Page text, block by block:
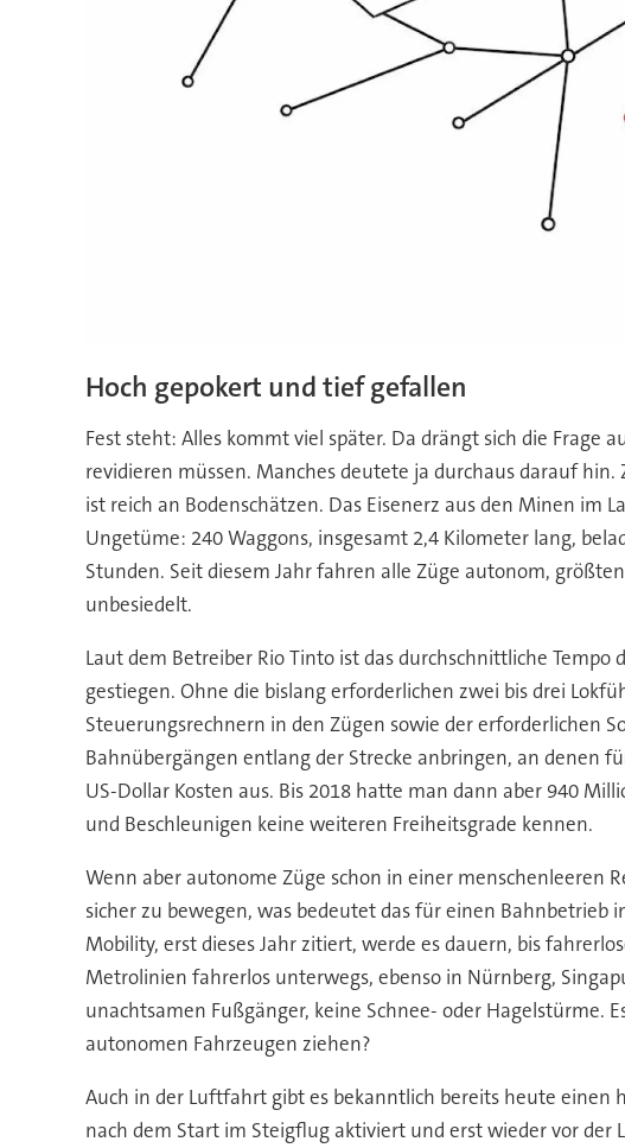
Hoch gepokert und tief gefallen
Fest steht: Alles kommt viel später. Da drängt sich die
revidieren müssen. Manches deutete ja durchaus darauf
ist reich an Bodenschätzen. Das Eisenerz aus den Minen im
Ungetüme: 240 Waggons, insgesamt 2,4 Kilometer lang,
Stunden. Seit diesem Jahr fahren alle Züge autonom,
unbesiedelt.
Laut dem Betreiber Rio Tinto ist das durchschnittliche
gestiegen. Ohne die bislang erforderlichen zwei bis drei
Steuerungsrechnern in den Zügen sowie der erforderlichen
Bahnübergängen entlang der Strecke anbringen, an denen
US-Dollar Kosten aus. Bis 2018 hatte man dann aber 940
und Beschleunigen keine weiteren Freiheitsgrade kennen.
Wenn aber autonome Züge schon in einer menschenleeren
sicher zu bewegen, was bedeutet das für einen Bahnbetrieb
Mobility, erst dieses Jahr zitiert, werde es dauern, bis
Metrolinien fahrerlos unterwegs, ebenso in Nürnberg,
unachtsamen Fußgänger, keine Schnee- oder Hagelstürme.
autonomen Fahrzeugen ziehen?
Auch in der Luftfahrt gibt es bekanntlich bereits heute
nach dem Start im Steigflug aktiviert und erst wieder vor der